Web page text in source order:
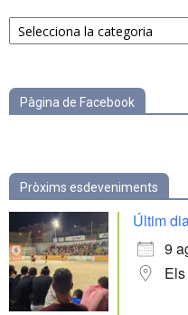
Notícies
per
Pàgina de Facebook
Pròxims esdeveniments
Últim
9